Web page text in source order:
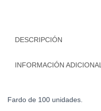
DESCRIPCIÓN
INFORMACIÓN ADICIONAL
Fardo de 100 unidades.